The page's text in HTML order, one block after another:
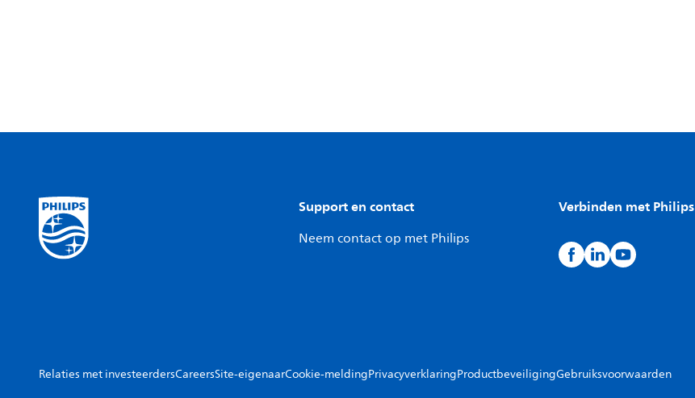
Support en contact
Neem contact op met Philips
Verbinden met Philips
Relaties met investeerdersCareersSite-eigenaarCookie-meldingPrivacyverklaringProductbeveiligingGebruiksvoorwaarden